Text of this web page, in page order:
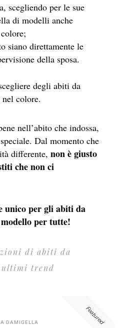
scegliendo per le sue
di modelli anche
siano direttamente le
della sposa.
degli abiti da
colore.
nell’abito che indossa,
Dal momento che
differente, non è giusto
che non ci
unico per gli abiti da
per tutte!
di abiti da
ultimi trend
Featured
DAMIGELLA